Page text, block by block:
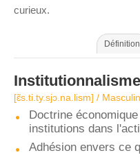
curieux.
Définition
Institutionnalisme
[ɛ̃s.ti.ty.sjɔ.na.lism] / Masculin
Doctrine
institutions dans
Adhésion envers ce